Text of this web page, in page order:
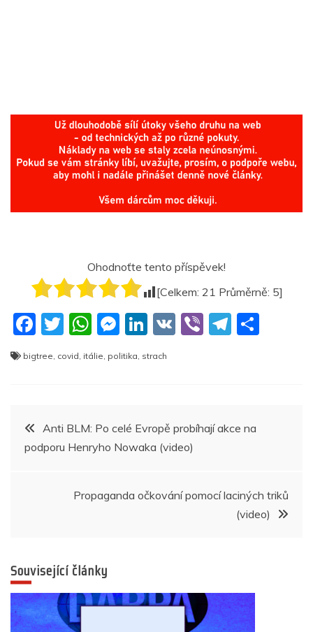
Ohodnoťte tento příspěvek!
[Celkem: 21 Průměrně: 5]
F
a
o
o
T
w
itt
W
h
at
p
p
M
e
ss
g
er
Li
n
n
V
Vi T
m
bigtree, covid, itálie, politika, strach
Navigace
pro
příspěvek
Anti BLM: Po celé Evropě probíhají akce na
podporu Henryho Nowaka (video)
Propaganda očkování pomocí laciných triků
(video)
Související články